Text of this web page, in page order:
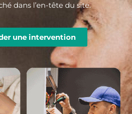
dans l’en-tête du site.
une intervention